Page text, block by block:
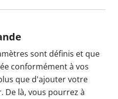
sont définis et que
conformément à vos
que d'ajouter votre
De là, vous pourrez à